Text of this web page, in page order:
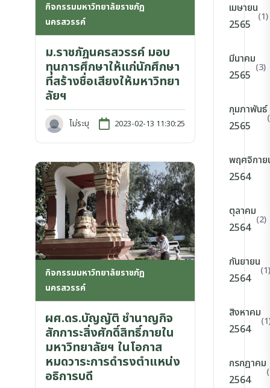
กิจกรรมมหาวิทยาลัยราชภัฏ
นครสวรรค์
ม.ราชภัฏนครสวรรค์ มอบ
ทุนการศึกษาให้แก่นักศึกษา
ที่สร้างชื่อเสียงให้มหาวิทยา
ลัยฯ
ไม่ระบุ 2023-02-13 11:30:25
กิจกรรมมหาวิทยาลัยราชภัฏ
นครสวรรค์
ผศ.ดร.บัญญัติ ชำนาญกิจ
สักการะสิ่งศักดิ์สิทธิ์ภายใน
มหาวิทยาลัยฯ ในโอกาส
หมดวาระการดำรงตำแหน่ง
อธิการบดี
เมษายน
2565
(1)
มีนาคม
2565
(3)
กุมภาพันธ์
2565
พฤศจิกาย
2564
ตุลาคม
2564
(2)
กันยายน
2564
(1)
สิงหาคม
2564
กรกฎาคม
2564